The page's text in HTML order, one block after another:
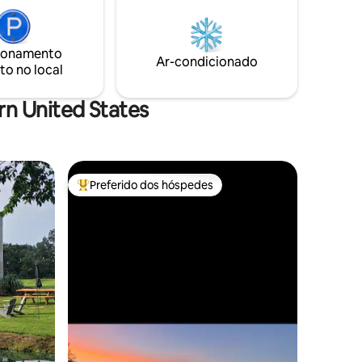
e
bar de
frio * Banheira hidromassagem * Firepit *
Duas camas king * Roupões de spa *
Tapetes de ioga e deck de meditação *
interior * Caiaque + SUP
no local
Ar-condicionado
United States
hóspedes Entre os melhores preferidos dos hóspedes
Preferido dos hóspedes